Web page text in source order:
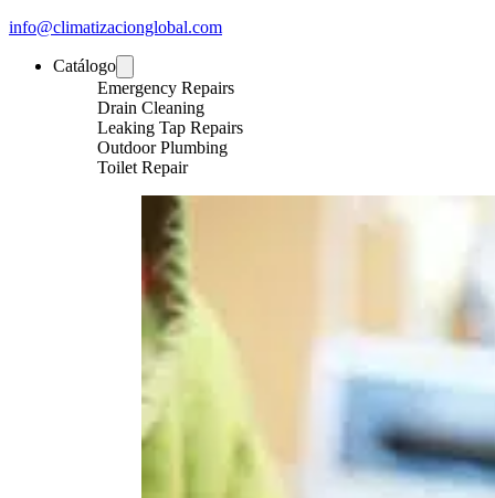
info@climatizacionglobal.com
Catálogo
Emergency Repairs
Drain Cleaning
Leaking Tap Repairs
Outdoor Plumbing
Toilet Repair